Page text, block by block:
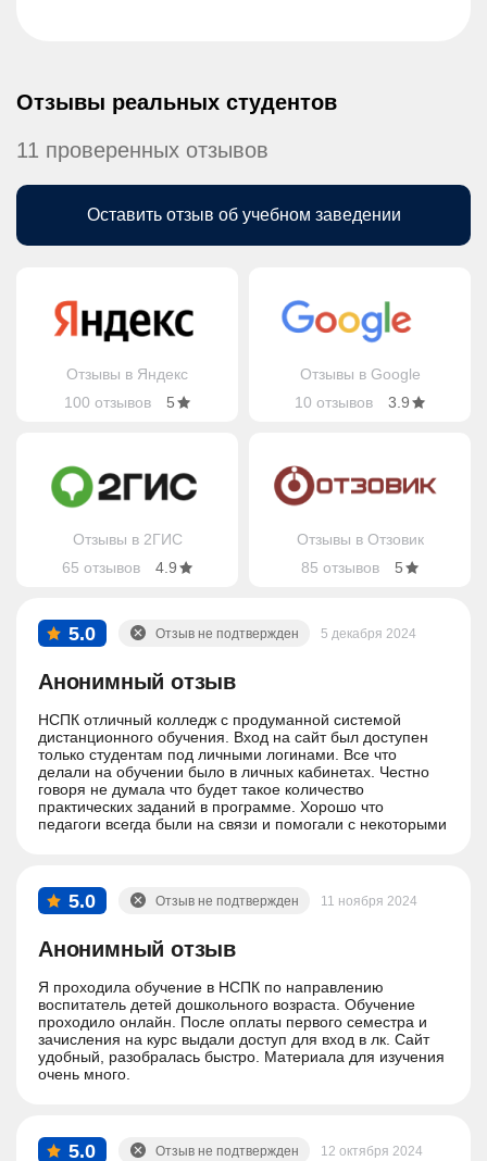
Отзывы реальных студентов
11 проверенных отзывов
Оставить отзыв об учебном заведении
Отзывы в Яндекс
100 отзывов
5
Отзывы в Google
10 отзывов
3.9
Отзывы в 2ГИС
65 отзывов
4.9
Отзывы в Отзовик
85 отзывов
5
5.0
Анонимный отзыв
5 декабря 2024
Отзыв не подтвержден
НСПК отличный колледж с продуманной системой
дистанционного обучения. Вход на сайт был доступен
только студентам под личными логинами. Все что
делали на обучении было в личных кабинетах. Честно
говоря не думала что будет такое количество
практических заданий в программе. Хорошо что
педагоги всегда были на связи и помогали с некоторыми
5.0
Анонимный отзыв
11 ноября 2024
Отзыв не подтвержден
Я проходила обучение в НСПК по направлению
воспитатель детей дошкольного возраста. Обучение
проходило онлайн. После оплаты первого семестра и
зачисления на курс выдали доступ для вход в лк. Сайт
удобный, разобралась быстро. Материала для изучения
очень много.
5.0 12 октября 2024
Отзыв не подтвержден